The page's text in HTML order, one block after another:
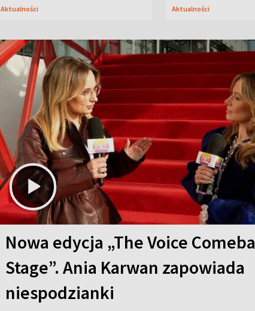
Aktualności Aktualności
Nowa edycja „The Voice
Stage”. Ania Karwan zapowiada
niespodzianki